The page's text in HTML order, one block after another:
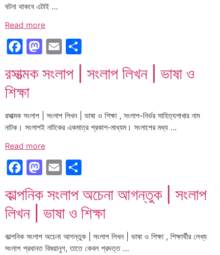
ঘটনা থাকবে এটাই …
Read more
Facebook
Mastodon
Email
রসাত্মক সংলাপ | সংলাপ লিখন | ভাষা ও
শিক্ষা
রসাত্মক সংলাপ | সংলাপ লিখন | ভাষা ও শিক্ষা , সংলাপ-নির্ভর সাহিত্যশাখার নাম
নাটক। সংলাপই নাটকের একমাত্র প্রকাশ-মাধ্যম। সংলাপের মধ্য …
Read more
Facebook
Mastodon
Email
কাল্পনিক সংলাপ অচেনা আগন্তুক | সংলাপ
লিখন | ভাষা ও শিক্ষা
কাল্পনিক সংলাপ অচেনা আগন্তুক | সংলাপ লিখন | ভাষা ও শিক্ষা , শিক্ষার্থীর লেখ্য
সংলাপ প্রধানত বিষয়ানুগ, তাতে কেবল প্রদত্ত …